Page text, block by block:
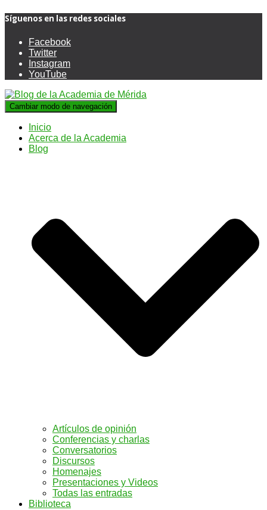
Síguenos en las redes sociales
Facebook
Twitter
Instagram
YouTube
Cambiar modo de navegación
Inicio
Acerca de la Academia
Blog
Artículos de opinión
Conferencias y charlas
Conversatorios
Discursos
Homenajes
Presentaciones y Videos
Todas las entradas
Biblioteca